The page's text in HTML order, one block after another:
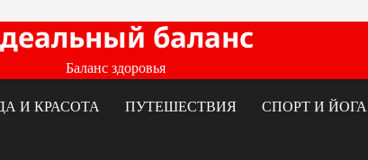
баланс
Баланс здоровья
И КРАСОТА ПУТЕШЕСТВИЯ СПОРТ И ЙОГА